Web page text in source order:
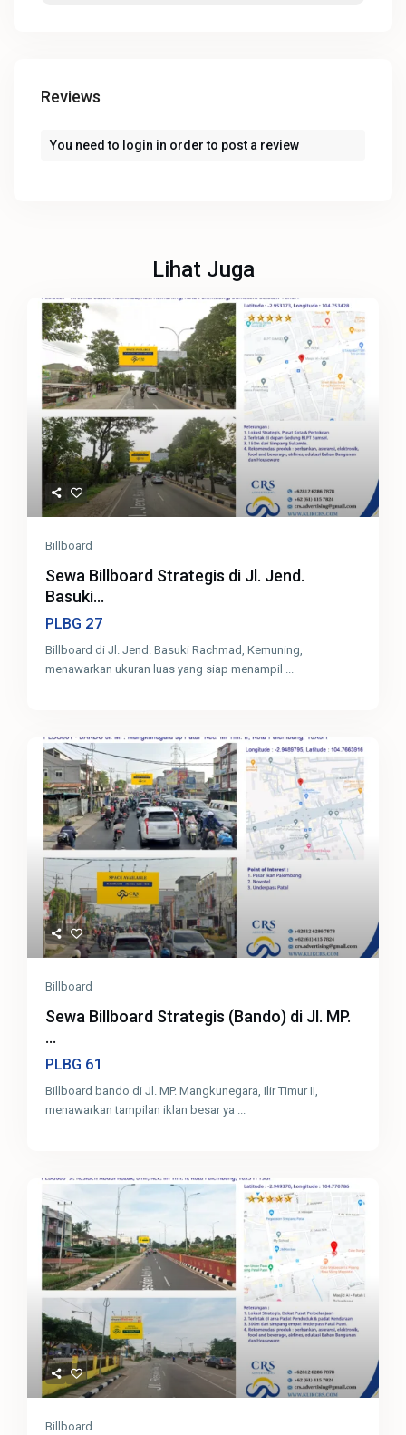
Reviews
You need to login in order to post a review
Lihat Juga
Billboard
Sewa Billboard Strategis di Jl. Jend.
Basuki...
PLBG 27
Billboard di Jl. Jend. Basuki Rachmad, Kemuning,
menawarkan ukuran luas yang siap menampil ...
Billboard
Sewa Billboard Strategis (Bando) di Jl. MP.
...
PLBG 61
Billboard bando di Jl. MP. Mangkunegara, Ilir Timur II,
menawarkan tampilan iklan besar ya
Billboard